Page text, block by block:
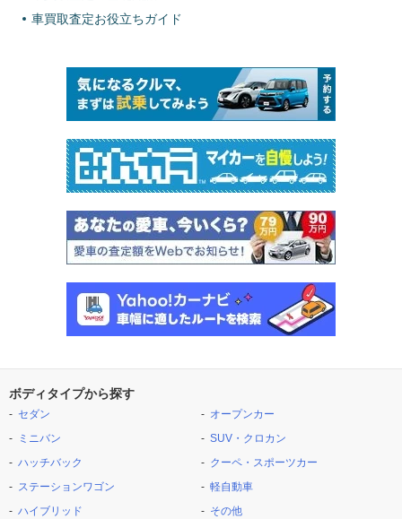
車買取査定お役立ちガイド
ボディタイプから探す
セダン
ミニバン
ハッチバック
ステーションワゴン
ハイブリッド
オープンカー
SUV・クロカン
クーペ・スポーツカー
軽自動車
その他